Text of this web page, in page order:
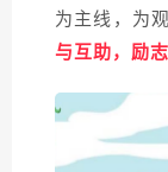
为主线，为
与互助，励